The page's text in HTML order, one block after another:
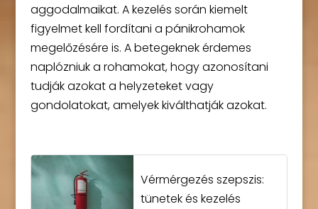
aggodalmaikat. A kezelés során kiemelt
figyelmet kell fordítani a pánikrohamok
megelőzésére is. A betegeknek érdemes
naplózniuk a rohamokat, hogy azonosítani
tudják azokat a helyzeteket vagy
gondolatokat, amelyek kiválthatják azokat.
Vérmérgezés szepszis:
tünetek és kezelés